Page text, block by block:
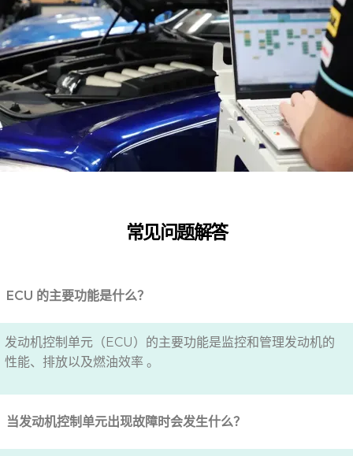
常见问题解答
ECU 的主要功能是什么？
发动机控制单元（ECU）的主要功能是监控和管理发动机的
性能、排放以及燃油效率 。
当发动机控制单元出现故障时会发生什么？